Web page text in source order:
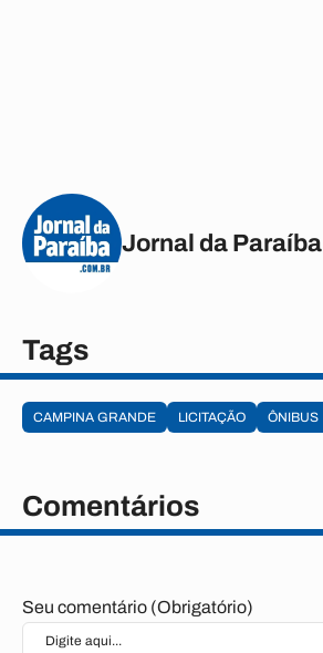
Jornal da Paraíba
Tags
CAMPINA GRANDE LICITAÇÃO ÔNIBUS
Comentários
Seu comentário (Obrigatório)